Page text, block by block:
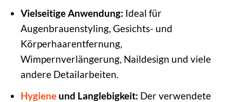
Vielseitige Anwendung: Ideal für
Augenbrauenstyling, Gesichts- und
Körperhaarentfernung,
Wimpernverlängerung, Naildesign und viele
andere Detailarbeiten.
Hygieneund Langlebigkeit: Der verwendete